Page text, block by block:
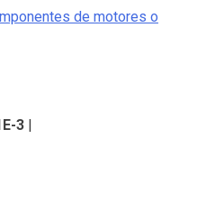
de motores o
3 |